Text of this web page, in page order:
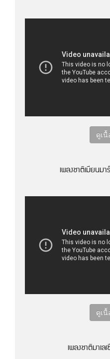
ดูเนื้
เพลงชาติเมียนม
ดูเนื้
เพลงชาติมาเ